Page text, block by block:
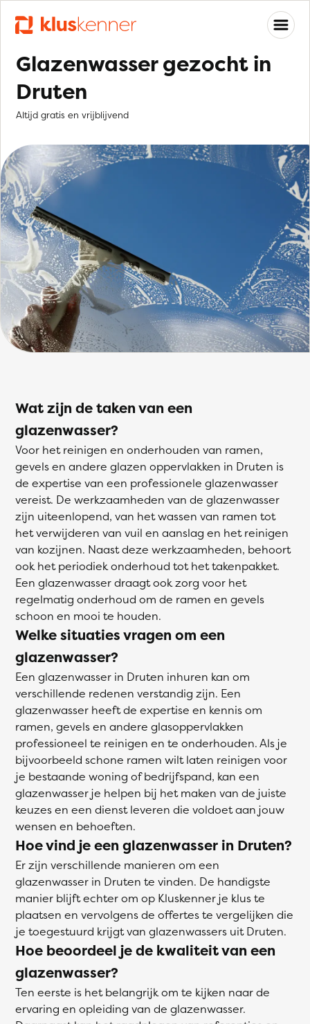
Glazenwasser gezocht in
Druten
Altijd gratis en vrijblijvend
Wat zijn de taken van een
glazenwasser?
Voor het reinigen en onderhouden van ramen,
gevels en andere glazen oppervlakken in Druten is
de expertise van een professionele glazenwasser
vereist. De werkzaamheden van de glazenwasser
zijn uiteenlopend, van het wassen van ramen tot
het verwijderen van vuil en aanslag en het reinigen
van kozijnen. Naast deze werkzaamheden, behoort
ook het periodiek onderhoud tot het takenpakket.
Een glazenwasser draagt ook zorg voor het
regelmatig onderhoud om de ramen en gevels
schoon en mooi te houden.
Welke situaties vragen om een
glazenwasser?
Een glazenwasser in Druten inhuren kan om
verschillende redenen verstandig zijn. Een
glazenwasser heeft de expertise en kennis om
ramen, gevels en andere glasoppervlakken
professioneel te reinigen en te onderhouden. Als je
bijvoorbeeld schone ramen wilt laten reinigen voor
je bestaande woning of bedrijfspand, kan een
glazenwasser je helpen bij het maken van de juiste
keuzes en een dienst leveren die voldoet aan jouw
wensen en behoeften.
Hoe vind je een glazenwasser in Druten?
Er zijn verschillende manieren om een
glazenwasser in Druten te vinden. De handigste
manier blijft echter om op Kluskenner je klus te
plaatsen en vervolgens de offertes te vergelijken die
je toegestuurd krijgt van glazenwassers uit Druten.
Hoe beoordeel je de kwaliteit van een
glazenwasser?
Ten eerste is het belangrijk om te kijken naar de
ervaring en opleiding van de glazenwasser.